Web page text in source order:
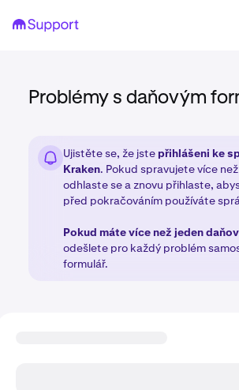
Problémy s daňovým
Ujistěte se, že jste přihlášeni ke
Kraken. Pokud spravujete více
odhlaste se a znovu přihlaste,
před pokračováním používáte
Pokud máte více než jeden
odešlete pro každý problém
formulář.